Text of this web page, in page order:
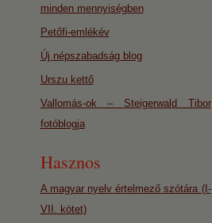
minden mennyiségben
Petőfi-emlékév
Új népszabadság blog
Urszu kettő
Vallomás-ok – Steigerwald Tibor
fotóblogja
Hasznos
A magyar nyelv értelmező szótára (I-
VII. kötet)